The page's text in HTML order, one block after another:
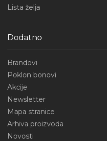
Lista želja
Dodatno
Brandovi
Poklon bonovi
Akcije
Newsletter
Mapa stranice
Arhiva proizvoda
Novosti